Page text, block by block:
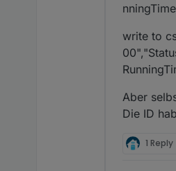
write to
Aber
Die ID
1 Reply